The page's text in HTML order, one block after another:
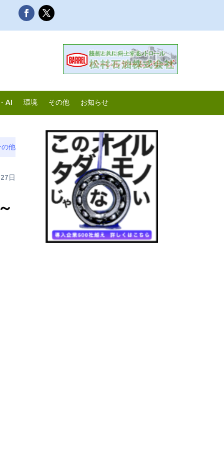
AI 環境 その他 お知らせ
の他
日